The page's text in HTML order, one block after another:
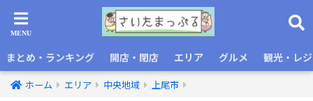
まとめ・ランキング 開店・閉店 エリア グルメ 観光・レ
ホーム エリア 中央地域 上尾市